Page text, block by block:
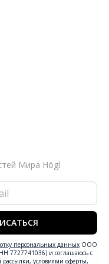
Мира Högl
персональных данныхООО
7727741036) и соглашаюсь с
, условиями оферты,